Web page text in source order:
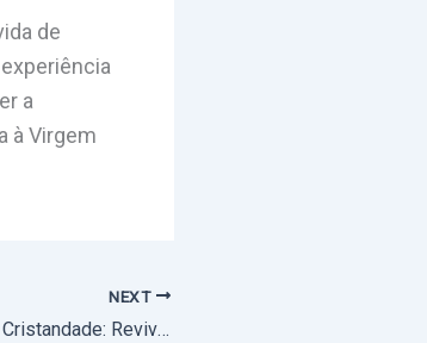
de
a
à Virgem
NEXT
Movimento dos Cursilhos de Cristandade: Reviver do Centro de Ultreia de Portel